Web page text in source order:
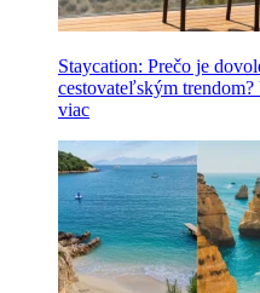
Staycation: Prečo je
cestovateľským
viac